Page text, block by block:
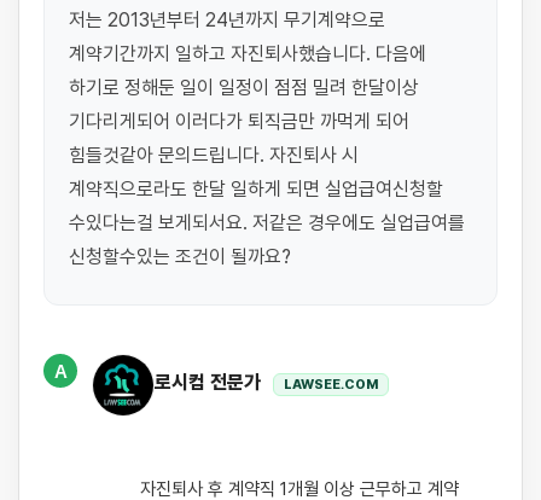
저는 2013년부터 24년까지 무기계약으로
계약기간까지 일하고 자진퇴사했습니다. 다음에
하기로 정해둔 일이 일정이 점점 밀려 한달이상
기다리게되어 이러다가 퇴직금만 까먹게 되어
힘들것같아 문의드립니다. 자진퇴사 시
계약직으로라도 한달 일하게 되면 실업급여신청할
수있다는걸 보게되서요. 저같은 경우에도 실업급여를
신청할수있는 조건이 될까요?
A
로시컴 전문가 LAWSEE.COM